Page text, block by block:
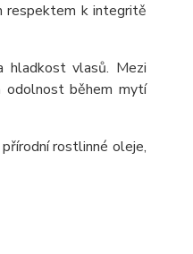
respektem k integritě
hladkost vlasů. Mezi
odolnost během mytí
rostlinné oleje,